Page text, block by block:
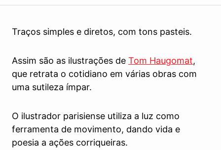
Traços simples e diretos, com tons pasteis.
Assim são as ilustrações de Tom Haugomat,
que retrata o cotidiano em várias obras com
uma sutileza ímpar.
O ilustrador parisiense utiliza a luz como
ferramenta de movimento, dando vida e
poesia a ações corriqueiras.